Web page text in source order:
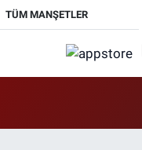
TÜM MANŞETLER